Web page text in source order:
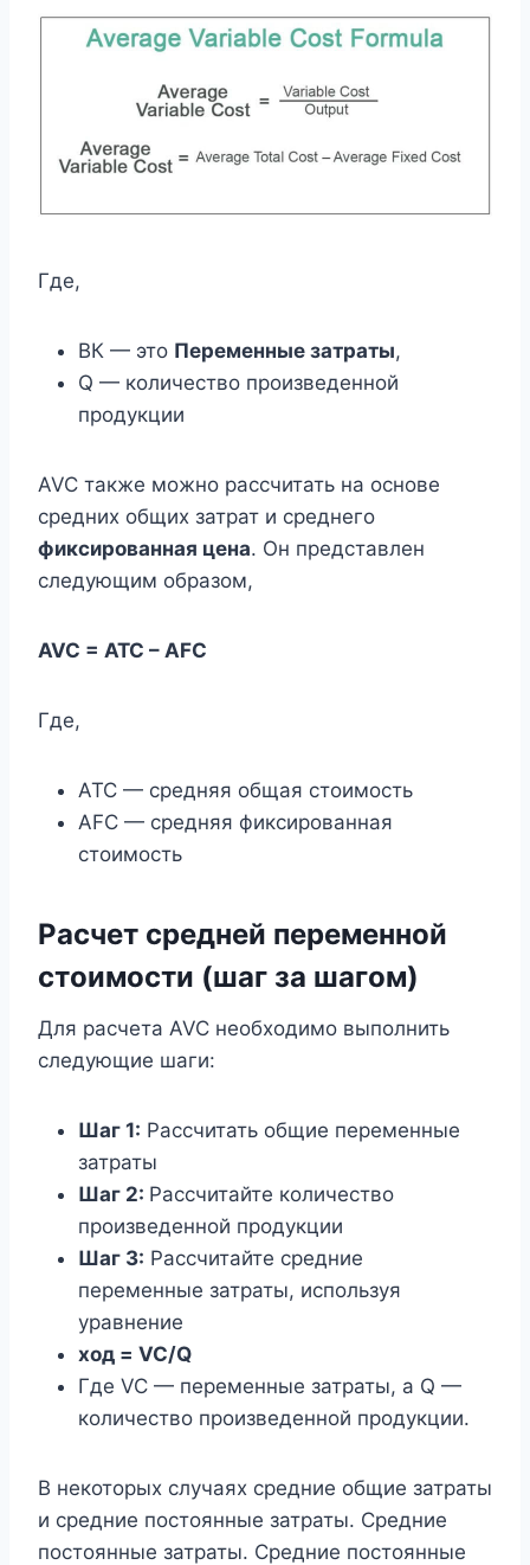
Где,
ВК — это Переменные затраты,
Q — количество произведенной
продукции
AVC также можно рассчитать на основе
средних общих затрат и среднего
фиксированная цена. Он представлен
следующим образом,
AVC = ATC – AFC
Где,
ATC — средняя общая стоимость
AFC — средняя фиксированная
стоимость
Расчет средней переменной
стоимости (шаг за шагом)
Для расчета AVC необходимо выполнить
следующие шаги:
Шаг 1: Рассчитать общие переменные
затраты
Шаг 2: Рассчитайте количество
произведенной продукции
Шаг 3: Рассчитайте средние
переменные затраты, используя
уравнение
ход = VC/Q
Где VC — переменные затраты, а Q —
количество произведенной продукции.
В некоторых случаях средние общие затраты
и средние постоянные затраты. Средние
постоянные затраты. Средние постоянные